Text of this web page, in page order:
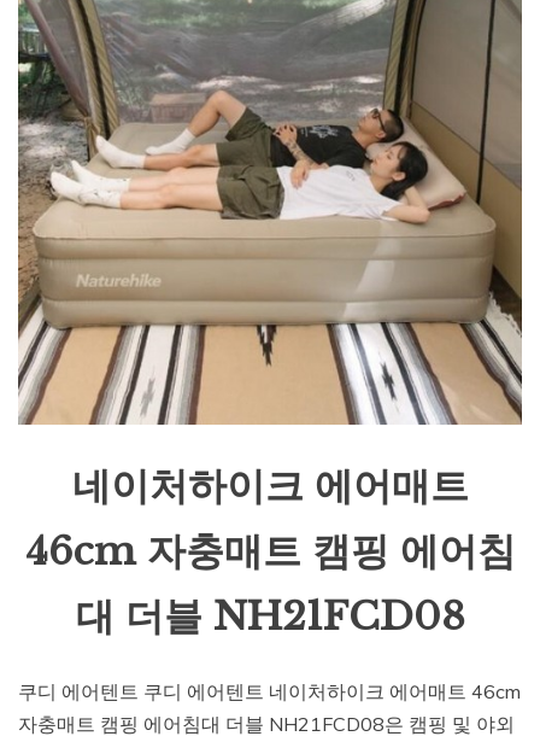
네이처하이크 에어매트
46cm 자충매트 캠핑 에어침
대 더블 NH21FCD08
쿠디 에어텐트 쿠디 에어텐트 네이처하이크 에어매트 46cm
자충매트 캠핑 에어침대 더블 NH21FCD08은 캠핑 및 야외